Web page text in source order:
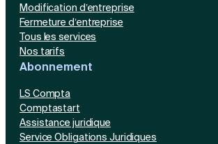
Modification d’entreprise
Fermeture d’entreprise
Tous les services
Nos tarifs
Abonnement
LS Compta
Comptastart
Assistance juridique
Service Obligations Juridiques